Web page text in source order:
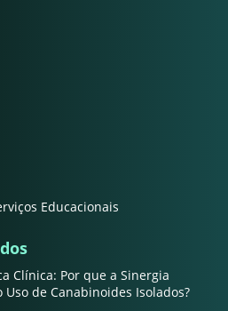
Educacionais
Clínica: Por que a Sinergia
de Canabinoides Isolados?